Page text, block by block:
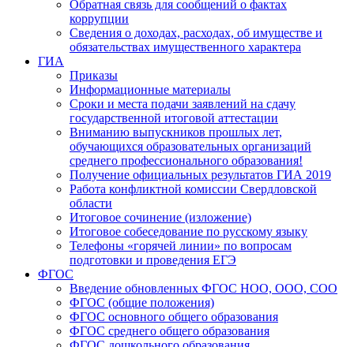
Обратная связь для сообщений о фактах
коррупции
Сведения о доходах, расходах, об имуществе и
обязательствах имущественного характера
ГИА
Приказы
Информационные материалы
Сроки и места подачи заявлений на сдачу
государственной итоговой аттестации
Вниманию выпускников прошлых лет,
обучающихся образовательных организаций
среднего профессионального образования!
Получение официальных результатов ГИА 2019
Работа конфликтной комиссии Свердловской
области
Итоговое сочинение (изложение)
Итоговое собеседование по русскому языку
Телефоны «горячей линии» по вопросам
подготовки и проведения ЕГЭ
ФГОС
Введение обновленных ФГОС НОО, ООО, СОО
ФГОС (общие положения)
ФГОС основного общего образования
ФГОС среднего общего образования